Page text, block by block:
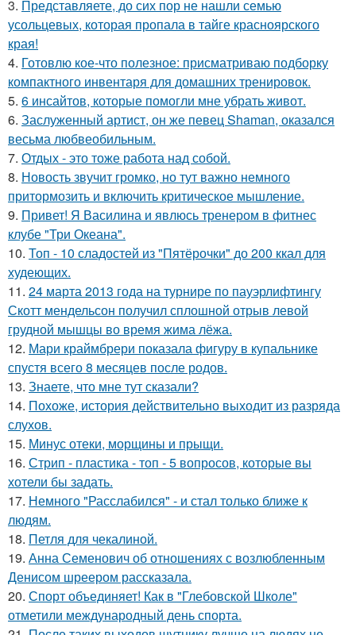
3. Представляете, до сих пор не нашли семью
усольцевых, которая пропала в тайге красноярского
края!
4. Готовлю кое-что полезное: присматриваю подборку
компактного инвентаря для домашних тренировок.
5. 6 инсайтов, которые помогли мне убрать живот.
6. Заслуженный артист, он же певец Shaman, оказался
весьма любвеобильным.
7. Отдых - это тоже работа над собой.
8. Новость звучит громко, но тут важно немного
притормозить и включить критическое мышление.
9. Привет! Я Василина и явлюсь тренером в фитнес
клубе "Три Океана".
10. Топ - 10 сладостей из "Пятёрочки" до 200 ккал для
худеющих.
11. 24 марта 2013 года на турнире по пауэрлифтингу
Скотт мендельсон получил сплошной отрыв левой
грудной мышцы во время жима лёжа.
12. Мари краймбрери показала фигуру в купальнике
спустя всего 8 месяцев после родов.
13. Знаете, что мне тут сказали?
14. Похоже, история действительно выходит из разряда
слухов.
15. Минус отеки, морщины и прыщи.
16. Стрип - пластика - топ - 5 вопросов, которые вы
хотели бы задать.
17. Немного "Расслабился" - и стал только ближе к
людям.
18. Петля для чекалиной.
19. Анна Семенович об отношениях с возлюбленным
Денисом шреером рассказала.
20. Спорт объединяет! Как в "Глебовской Школе"
отметили международный день спорта.